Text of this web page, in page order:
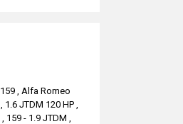
, Alfa Romeo
, 1.6 JTDM 120 HP ,
, 159 - 1.9 JTDM ,